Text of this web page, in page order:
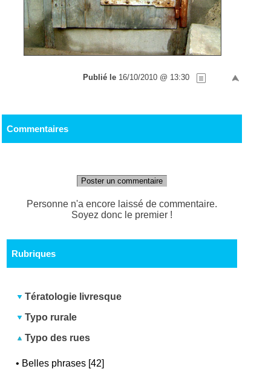
Publié le 16/10/2010 @ 13:30
Commentaires
Poster un commentaire
Personne n'a encore laissé de commentaire.
Soyez donc le premier !
Rubriques
Tératologie livresque
Typo rurale
Typo des rues
• Belles phrases [42]